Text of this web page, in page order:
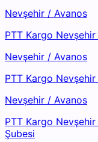
Nevşehir / Avanos
PTT Kargo
Nevşehir / Avanos
PTT Kargo
Nevşehir / Avanos
PTT Kargo
Şubesi